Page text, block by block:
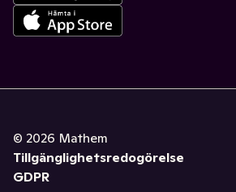
© 2026 Mathem
Tillgänglighetsredogörelse
GDPR